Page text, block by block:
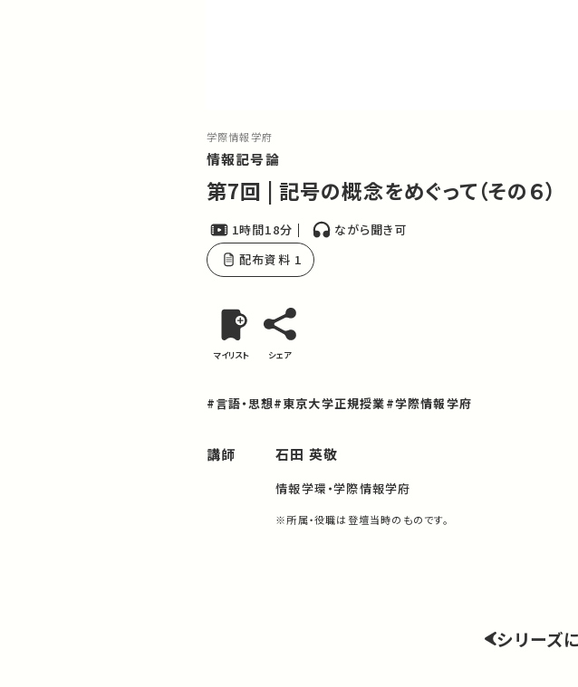
学際情報学府
情報記号論
第7回 | 記号の概念をめぐって（その６）
1時間18分
ながら聞き可
配布資料 1
マイリスト シェア
#言語・思想#東京大学正規授業#学際情報学府
講師 石田 英敬
情報学環・学際情報学府
※所属・役職は登壇当時のものです。
シリーズ